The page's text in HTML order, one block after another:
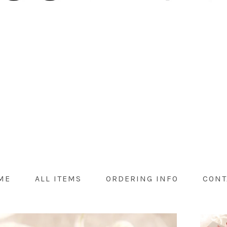
ALL ITEMS ORDERING INFO